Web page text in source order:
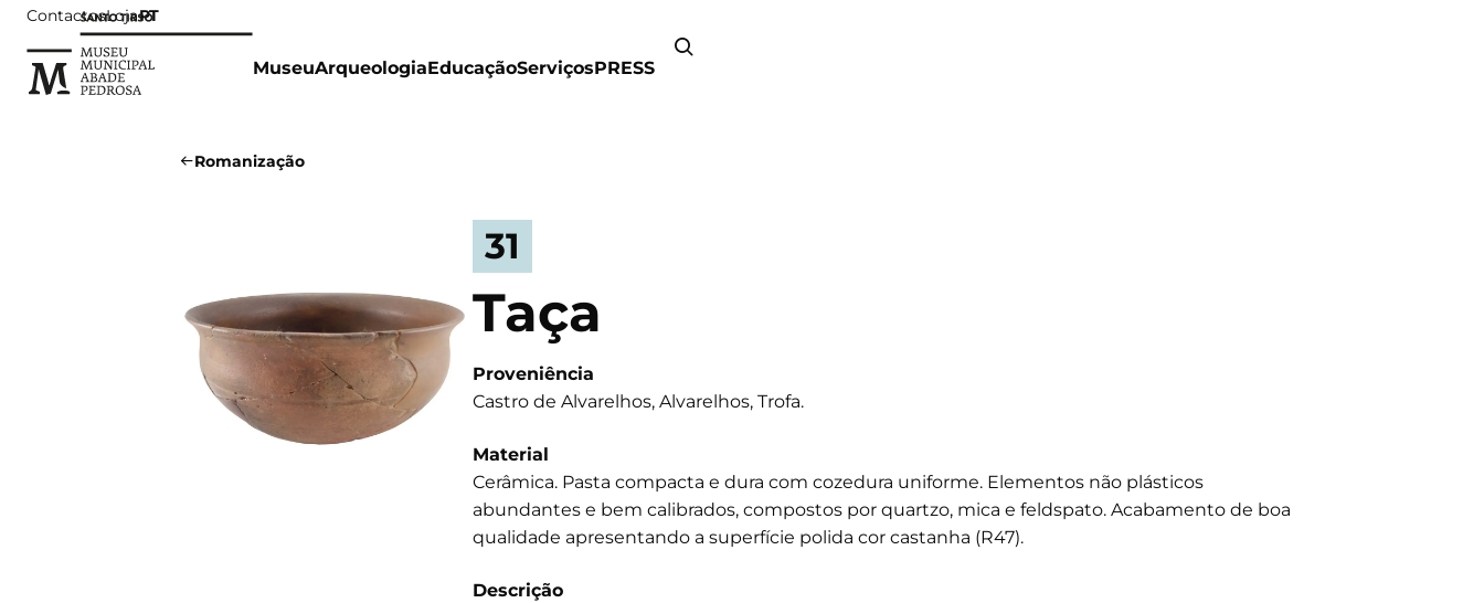
ContactosLojaPT
MuseuArqueologiaEducaçãoServiçosPRESS
Romanização
31
Taça
Proveniência
Castro de Alvarelhos, Alvarelhos, Trofa.
Material
Cerâmica. Pasta compacta e dura com cozedura uniforme. Elementos não plásticos
abundantes e bem calibrados, compostos por quartzo, mica e feldspato. Acabamento de boa
qualidade apresentando a superfície polida cor castanha (R47).
Descrição